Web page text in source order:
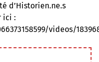
d’Historien.ne.s
ici :
videos/